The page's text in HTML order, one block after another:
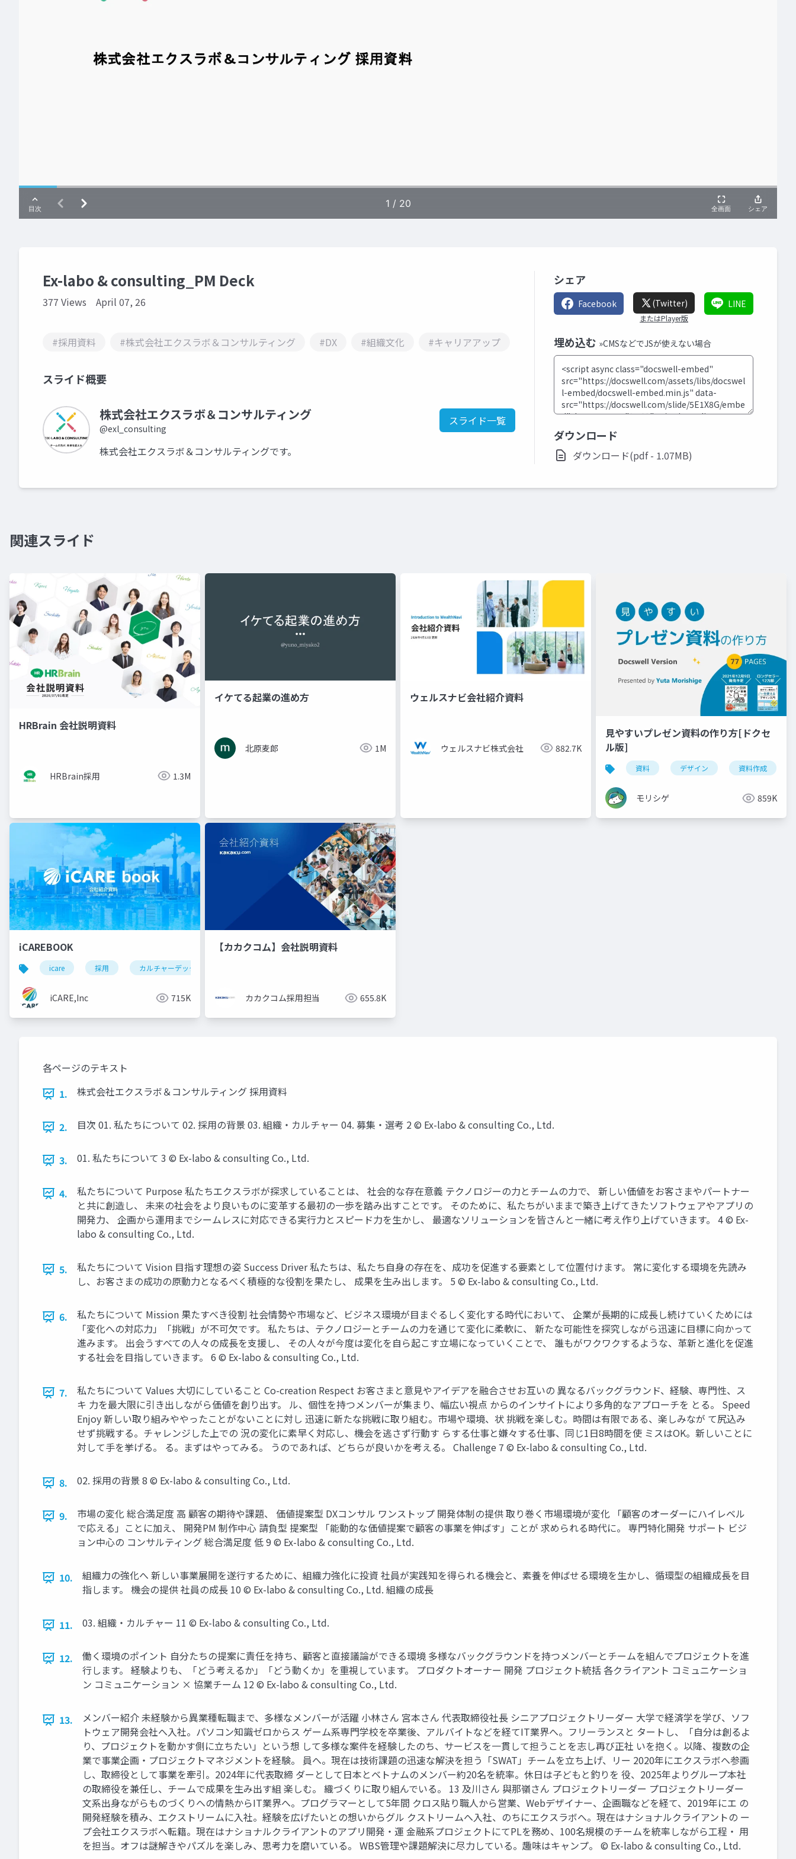
Ex-labo & consulting_PM Deck
377 Views April 07, 26
#採用資料 #株式会社エクスラボ＆コンサルティング #DX #組織文化 #キャリアアップ
スライド概要
株式会社エクスラボ＆コンサルティング
@exl_consulting
スライド一覧
株式会社エクスラボ＆コンサルティングです。
シェア
Facebook (Twitter)
またはPlayer版
LINE
埋め込む »CMSなどでJSが使えない場合
ダウンロード
ダウンロード(pdf - 1.07MB)
関連スライド
HRBrain 会社説明資料
HRBrain採用 1.3M
イケてる起業の進め方
北原麦郎 1M
ウェルスナビ会社紹介資料
ウェルスナビ株式会社 882.7K
見やすいプレゼン資料の作り方[ドクセ
ル版]
資料 デザイン 資料作成
モリシゲ 859K
iCAREBOOK
icare 採用 カルチャーデック
iCARE,Inc 715K
【カカクコム】会社説明資料
カカクコム採用担当 655.8K
各ページのテキスト
1.
株式会社エクスラボ＆コンサルティング 採用資料
2. 目次 01. 私たちについて 02. 採用の背景 03. 組織・カルチャー 04. 募集・選考 2 ©︎ Ex-labo & consulting Co., Ltd.
3. 01. 私たちについて 3 ©︎ Ex-labo & consulting Co., Ltd.
4.
私たちについて Purpose 私たちエクスラボが探求していることは、 社会的な存在意義 テクノロジーの力とチームの力で、 新しい価値をお客さまやパートナー
と共に創造し、 未来の社会をより良いものに変革する最初の一歩を踏み出すことです。 そのために、私たちがいままで築き上げてきたソフトウェアやアプリの
開発力、 企画から運用までシームレスに対応できる実行力とスピード力を生かし、 最適なソリューションを皆さんと一緒に考え作り上げていきます。 4 ©︎ Ex-
labo & consulting Co., Ltd.
5.
私たちについて Vision 目指す理想の姿 Success Driver 私たちは、私たち自身の存在を、成功を促進する要素として位置付けます。 常に変化する環境を先読み
し、お客さまの成功の原動力となるべく積極的な役割を果たし、 成果を生み出します。 5 ©︎ Ex-labo & consulting Co., Ltd.
6.
私たちについて Mission 果たすべき役割 社会情勢や市場など、ビジネス環境が目まぐるしく変化する時代において、 企業が長期的に成長し続けていくためには
「変化への対応力」「挑戦」が不可欠です。 私たちは、テクノロジーとチームの力を通じて変化に柔軟に、 新たな可能性を探究しながら迅速に目標に向かって
進みます。 出会うすべての人々の成長を支援し、 その人々が今度は変化を自ら起こす立場になっていくことで、 誰もがワクワクするような、革新と進化を促進
する社会を目指していきます。 6 ©︎ Ex-labo & consulting Co., Ltd.
7.
私たちについて Values 大切にしていること Co-creation Respect お客さまと意見やアイデアを融合させお互いの 異なるバックグラウンド、経験、専門性、ス
キ 力を最大限に引き出しながら価値を創り出す。 ル、個性を持つメンバーが集まり、幅広い視点 からのインサイトにより多角的なアプローチを とる。 Speed
Enjoy 新しい取り組みややったことがないことに対し 迅速に新たな挑戦に取り組む。市場や環境、状 挑戦を楽しむ。時間は有限である、楽しみなが て尻込み
せず挑戦する。チャレンジした上での 況の変化に素早く対応し、機会を逃さず行動す らする仕事と嫌々する仕事、同じ1日8時間を使 ミスはOK。新しいことに
対して手を挙げる。 る。まずはやってみる。 うのであれば、どちらが良いかを考える。 Challenge 7 ©︎ Ex-labo & consulting Co., Ltd.
8. 02. 採用の背景 8 ©︎ Ex-labo & consulting Co., Ltd.
9.
市場の変化 総合満足度 高 顧客の期待や課題、 価値提案型 DXコンサル ワンストップ 開発体制の提供 取り巻く市場環境が変化 「顧客のオーダーにハイレベル
で応える」ことに加え、 開発PM 制作中心 請負型 提案型 「能動的な価値提案で顧客の事業を伸ばす」ことが 求められる時代に。 専門特化開発 サポート ビジ
ョン中心の コンサルティング 総合満足度 低 9 ©︎ Ex-labo & consulting Co., Ltd.
10.
組織力の強化へ 新しい事業展開を遂行するために、組織力強化に投資 社員が実践知を得られる機会と、素養を伸ばせる環境を生かし、循環型の組織成長を目
指します。 機会の提供 社員の成長 10 ©︎ Ex-labo & consulting Co., Ltd. 組織の成長
11. 03. 組織・カルチャー 11 ©︎ Ex-labo & consulting Co., Ltd.
12.
働く環境のポイント 自分たちの提案に責任を持ち、顧客と直接議論ができる環境 多様なバックグラウンドを持つメンバーとチームを組んでプロジェクトを進
行します。 経験よりも、「どう考えるか」「どう動くか」を重視しています。 プロダクトオーナー 開発 プロジェクト統括 各クライアント コミュニケーショ
ン コミュニケーション × 協業チーム 12 ©︎ Ex-labo & consulting Co., Ltd.
13.
メンバー紹介 未経験から異業種転職まで、多様なメンバーが活躍 小林さん 宮本さん 代表取締役社長 シニアプロジェクトリーダー 大学で経済学を学び、ソフ
トウェア開発会社へ入社。パソコン知識ゼロからス ゲーム系専門学校を卒業後、アルバイトなどを経てIT業界へ。フリーランスと タートし、「自分は創るよ
り、プロジェクトを動かす側に立ちたい」という想 して多様な案件を経験したのち、サービスを一貫して担うことを志し再び正社 いを抱く。以降、複数の企
業で事業企画・プロジェクトマネジメントを経験。 員へ。現在は技術課題の迅速な解決を担う「SWAT」チームを立ち上げ、リー 2020年にエクスラボへ参画
し、取締役として事業を牽引。2024年に代表取締 ダーとして日本とベトナムのメンバー約20名を統率。休日は子どもと釣りを 役、2025年よりグループ本社
の取締役を兼任し、チームで成果を生み出す組 楽しむ。 織づくりに取り組んでいる。 13 及川さん 與那嶺さん プロジェクトリーダー プロジェクトリーダー
文系出身ながらものづくりへの情熱からIT業界へ。プログラマーとして5年間 クロス貼り職人から営業、Webデザイナー、企画職などを経て、2019年にエ の
開発経験を積み、エクストリームに入社。経験を広げたいとの想いからグル クストリームへ入社、のちにエクスラボへ。現在はナショナルクライアントの ー
プ会社エクスラボへ転籍。現在はナショナルクライアントのアプリ開発・運 金融系プロジェクトにてPLを務め、100名規模のチームを統率しながら工程・ 用
を担当。オフは謎解きやパズルを楽しみ、思考力を磨いている。 WBS管理や課題解決に尽力している。趣味はキャンプ。 ©︎ Ex-labo & consulting Co., Ltd.